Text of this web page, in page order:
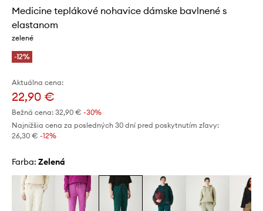
Medicine teplákové nohavice dámske bavlnené s
elastanom
zelené
-12%
Aktuálna cena:
22,90 €
Bežná cena: 32,90 € -30%
Najnižšia cena za posledných 30 dní pred poskytnutím zľavy:
26,30 € -12%
Farba: zelená